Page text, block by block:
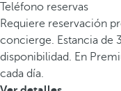
Teléfono reservas
Requiere reservación
concierge. Estancia de
disponibilidad. En
cada día.